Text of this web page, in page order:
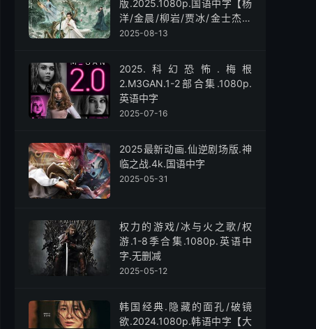
版.2025.1080p.国语中字【杨
洋/金晨/柳岩/贾冰/金士杰】
【全30集】
2025-08-13
2025.科幻恐怖.梅根
2.M3GAN.1-2部合集.1080p.
英语中字
2025-07-16
2025最新动画.仙逆剧场版.神
临之战.4k.国语中字
2025-05-31
权力的游戏/冰与火之歌/权
游.1-8季合集.1080p.英语中
字.无删减
2025-05-12
韩国经典.隐藏的面孔/破镜
欲.2024.1080p.韩语中字【大